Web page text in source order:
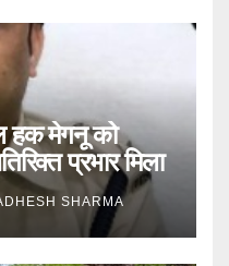
हक मेगनू को
प्रभार मिला
SHARMA